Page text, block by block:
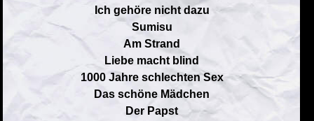
Ich gehöre nicht dazu
Sumisu
Am Strand
Liebe macht blind
1000 Jahre schlechten Sex
Das schöne Mädchen
Der Papst